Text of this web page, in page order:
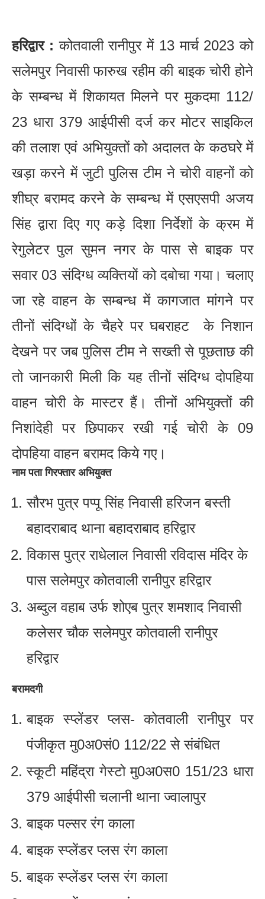
हरिद्वार : कोतवाली रानीपुर में 13 मार्च 2023 को
सलेमपुर निवासी फारुख रहीम की बाइक चोरी होने
के सम्बन्ध में शिकायत मिलने पर मुकदमा 112/
23 धारा 379 आईपीसी दर्ज कर मोटर साइकिल
की तलाश एवं अभियुक्तों को अदालत के कठघरे में
खड़ा करने में जुटी पुलिस टीम ने चोरी वाहनों को
शीघ्र बरामद करने के सम्बन्ध में एसएसपी अजय
सिंह द्वारा दिए गए कड़े दिशा निर्देशों के क्रम में
रेगुलेटर पुल सुमन नगर के पास से बाइक पर
सवार 03 संदिग्ध व्यक्तियों को दबोचा गया। चलाए
जा रहे वाहन के सम्बन्ध में कागजात मांगने पर
तीनों संदिग्धों के चैहरे पर घबराहट के निशान
देखने पर जब पुलिस टीम ने सख्ती से पूछताछ की
तो जानकारी मिली कि यह तीनों संदिग्ध दोपहिया
वाहन चोरी के मास्टर हैं। तीनों अभियुक्तों की
निशांदेही पर छिपाकर रखी गई चोरी के 09
दोपहिया वाहन बरामद किये गए।
नाम पता गिरफ्तार अभियुक्त
सौरभ पुत्र पप्पू सिंह निवासी हरिजन बस्ती
बहादराबाद थाना बहादराबाद हरिद्वार
विकास पुत्र राधेलाल निवासी रविदास मंदिर के
पास सलेमपुर कोतवाली रानीपुर हरिद्वार
अब्दुल वहाब उर्फ शोएब पुत्र शमशाद निवासी
कलेसर चौक सलेमपुर कोतवाली रानीपुर
हरिद्वार
बरामदगी
बाइक स्प्लेंडर प्लस- कोतवाली रानीपुर पर
पंजीकृत मु0अ0सं0 112/22 से संबंधित
स्कूटी महिंद्रा गेस्टो मु0अ0स0 151/23 धारा
379 आईपीसी चलानी थाना ज्वालापुर
बाइक पल्सर रंग काला
बाइक स्प्लेंडर प्लस रंग काला
बाइक स्प्लेंडर प्लस रंग काला